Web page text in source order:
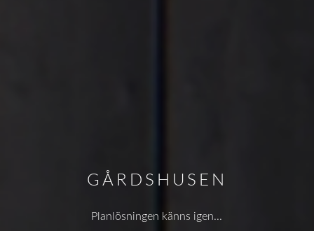
GÅRDSHUSEN
Planlösningen känns igen...